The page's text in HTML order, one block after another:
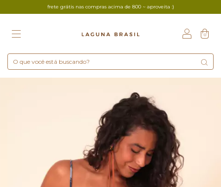
frete grátis nas compras acima de 800 ~ aproveita :)
0